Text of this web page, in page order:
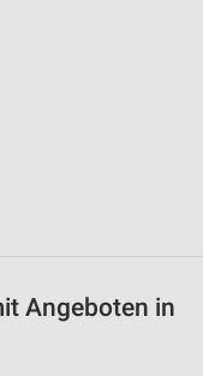
Angeboten in